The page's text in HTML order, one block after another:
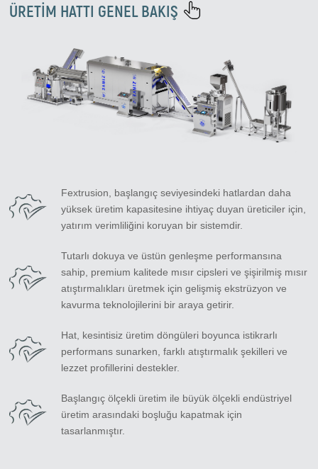
ÜRETİM HATTI GENEL BAKIŞ
Fextrusion, başlangıç seviyesindeki hatlardan daha
yüksek üretim kapasitesine ihtiyaç duyan üreticiler için,
yatırım verimliliğini koruyan bir sistemdir.
Tutarlı dokuya ve üstün genleşme performansına
sahip, premium kalitede mısır cipsleri ve şişirilmiş mısır
atıştırmalıkları üretmek için gelişmiş ekstrüzyon ve
kavurma teknolojilerini bir araya getirir.
Hat, kesintisiz üretim döngüleri boyunca istikrarlı
performans sunarken, farklı atıştırmalık şekilleri ve
lezzet profillerini destekler.
Başlangıç ölçekli üretim ile büyük ölçekli endüstriyel
üretim arasındaki boşluğu kapatmak için
tasarlanmıştır.